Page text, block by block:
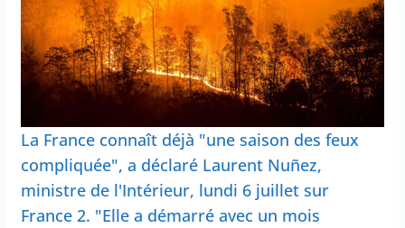
La France connaît déjà "une saison des feux
compliquée", a déclaré Laurent Nuñez,
ministre de l'Intérieur, lundi 6 juillet sur
France 2. "Elle a démarré avec un mois